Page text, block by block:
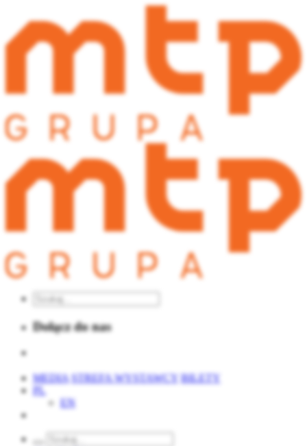
Dołącz do nas
MEDIA STREFA WYSTAWCY BILETY
PL
EN